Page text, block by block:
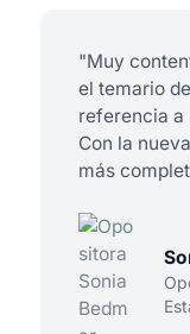
"Muy
el temario
referencia a
Con la
más